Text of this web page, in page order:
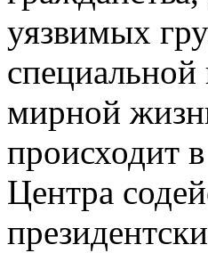
уязвимых
мирной
происходит
Центра